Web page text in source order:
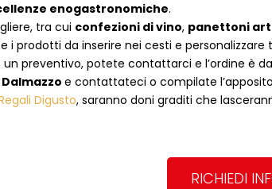
enogastronomiche.
tra cui confezioni di vino, panettoni
prodotti da inserire nei cesti e
preventivo, potete contattarci e l’ordine è
e contattateci o compilate
Digusto, saranno doni graditi che
RICHIEDI